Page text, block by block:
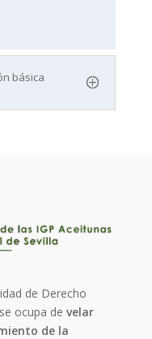
básica
de Derecho
ocupa develar
de la